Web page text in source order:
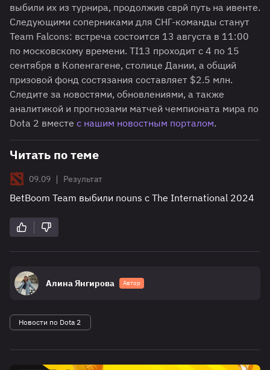
выбили их из турнира, продолжив сврй путь на ивенте.
Следующими соперниками для СНГ-команды станут
Team Falcons: встреча состоится 13 августа в 11:00
по московскому времени. TI13 проходит с 4 по 15
сентября в Копенгагене, столице Дании, а общий
призовой фонд состязания составляет $2.5 млн.
Следите за новостями, обновлениями, а также
аналитикой и прогнозами матчей чемпионата мира по
Dota 2 вместе с нашим новостным порталом.
Читать по теме
09.09 | Результат
BetBoom Team выбили nouns с The International 2024
Алина Янгирова Автор
Новости по Dota 2